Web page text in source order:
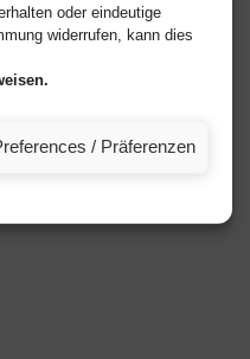
oder eindeutige
widerrufen, kann dies
/ Präferenzen